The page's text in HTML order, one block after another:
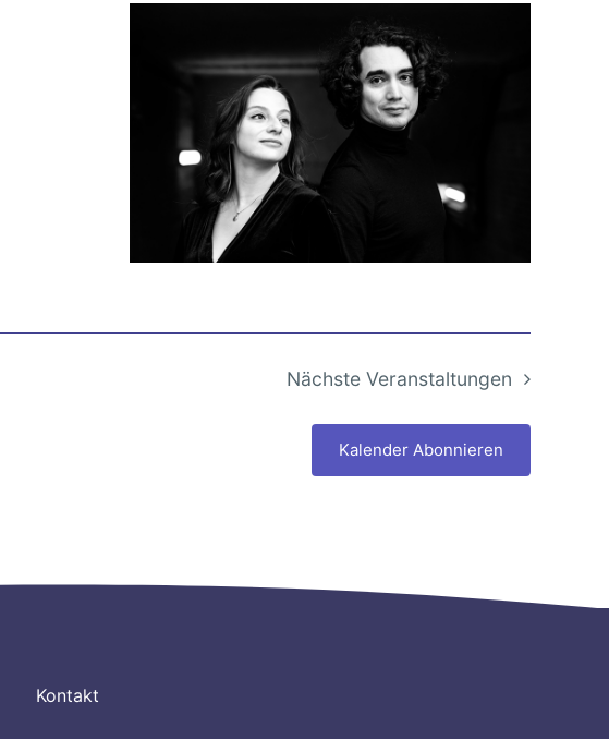
NächsteVeranstaltungen
Kalender Abonnieren
Kontakt